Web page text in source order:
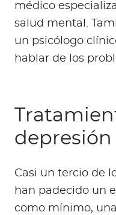
médico
salud mental.
un psicólogo
hablar de los
depresión
Casi un tercio de
han padecido un
como mínimo,